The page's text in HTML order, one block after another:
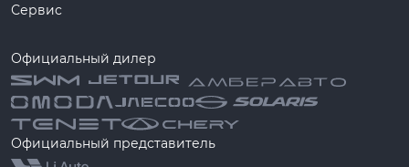
Сервис
Официальный дилер
Официальный представитель